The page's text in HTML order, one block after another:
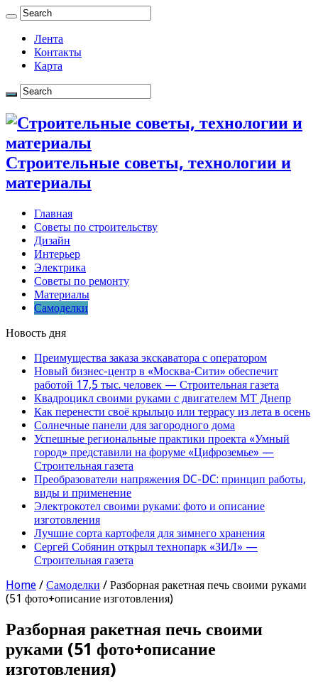
Лента
Контакты
Карта
Строительные советы, технологии и
материалы
Главная
Советы по строительству
Дизайн
Интерьер
Электрика
Советы по ремонту
Материалы
Самоделки
Новость дня
Преимущества заказа экскаватора с оператором
Новый бизнес-центр в «Москва-Сити» обеспечит
работой 17,5 тыс. человек — Строительная газета
Квадроцикл своими руками с двигателем МТ Днепр
Как перенести своё крыльцо или террасу из лета в осень
Солнечные панели для загородного дома
Успешные региональные практики проекта «Умный
город» представили на форуме «Цифроземье» —
Строительная газета
Преобразователи напряжения DC-DC: принцип работы,
виды и применение
Электрокотел своими руками: фото и описание
изготовления
Лучшие сорта картофеля для зимнего хранения
Сергей Собянин открыл технопарк «ЗИЛ» —
Строительная газета
Home / Самоделки / Разборная ракетная печь своими руками
(51 фото+описание изготовления)
Разборная ракетная печь своими
руками (51 фото+описание
изготовления)